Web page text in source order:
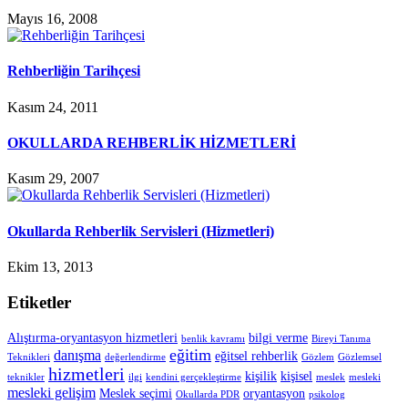
Mayıs 16, 2008
Rehberliğin Tarihçesi
Kasım 24, 2011
OKULLARDA REHBERLİK HİZMETLERİ
Kasım 29, 2007
Okullarda Rehberlik Servisleri (Hizmetleri)
Ekim 13, 2013
Etiketler
Alıştırma-oryantasyon hizmetleri benlik kavramı bilgi verme Bireyi Tanıma
Teknikleri danışma değerlendirme eğitim eğitsel rehberlik Gözlem Gözlemsel
teknikler hizmetleri ilgi kendini gerçekleştirme kişilik kişisel meslek mesleki
mesleki gelişim Meslek seçimi Okullarda PDR oryantasyon psikolog